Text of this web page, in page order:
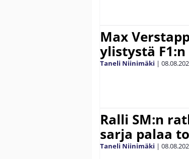
Max
ylistystä
Taneli Niinimäki |
Ralli SM:n
sarja palaa
Taneli Niinimäki |